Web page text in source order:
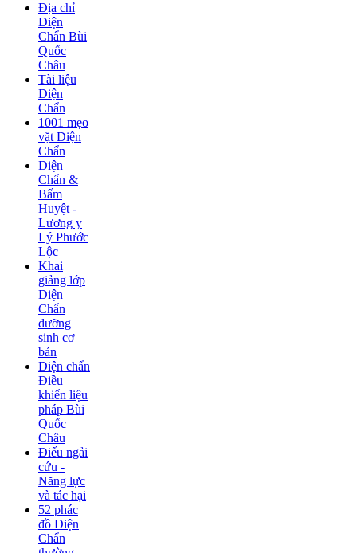
Địa chỉ
Diện
Chẩn Bùi
Quốc
Châu
Tài liệu
Diện
Chẩn
1001 mẹo
vặt Diện
Chẩn
Diện
Chẩn &
Bấm
Huyệt -
Lương y
Lý Phước
Lộc
Khai
giảng lớp
Diện
Chẩn
dưỡng
sinh cơ
bản
Diện chẩn
Điều
khiển liệu
pháp Bùi
Quốc
Châu
Điếu ngải
cứu -
Năng lực
và tác hại
52 phác
đồ Diện
Chẩn